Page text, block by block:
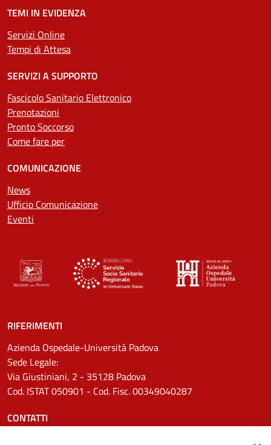
TEMI IN EVIDENZA
Servizi Online
Tempi di Attesa
SERVIZI A SUPPORTO
Fascicolo Sanitario Elettronico
Prenotazioni
Pronto Soccorso
Come fare per
COMUNICAZIONE
News
Ufficio Comunicazione
Eventi
RIFERIMENTI
Azienda Ospedale-Università Padova
Sede Legale:
Via Giustiniani, 2 - 35128 Padova
Cod. ISTAT 050901 - Cod. Fisc. 00349040287
CONTATTI